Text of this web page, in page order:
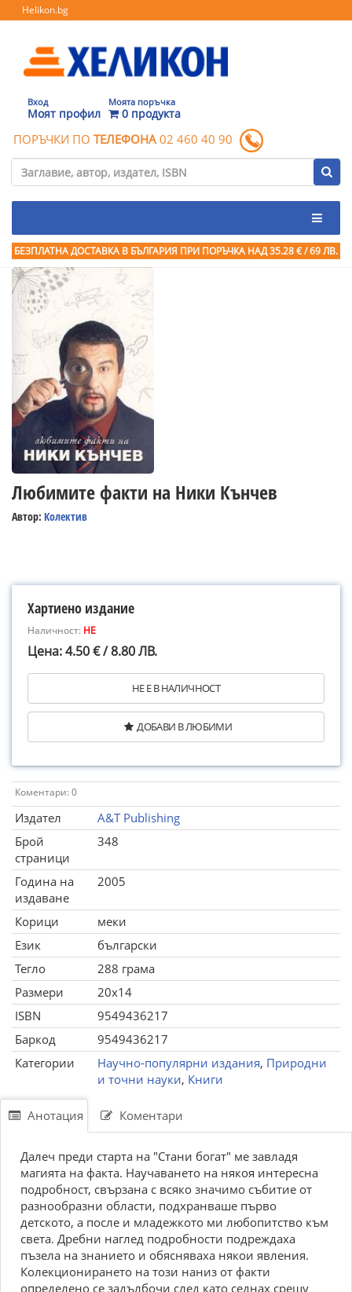
Helikon.bg
Вход
Моят профил
Моята поръчка
0 продукта
ПОРЪЧКИ ПО ТЕЛЕФОНА 02 460 40 90
БЕЗПЛАТНА ДОСТАВКА В БЪЛГАРИЯ ПРИ ПОРЪЧКА НАД 35.28 € / 69 ЛВ.
Любимите факти на Ники Кънчев
Автор: Колектив
Хартиено издание
Наличност: НЕ
Цена: 4.50 € / 8.80 ЛВ.
НЕ Е В НАЛИЧНОСТ
ДОБАВИ В ЛЮБИМИ
Коментари: 0
Издател
A&T Publishing
Брой
страници
348
Година на
издаване
2005
Корици
меки
Език
български
Тегло
288 грама
Размери
20x14
ISBN
9549436217
Баркод
9549436217
Категории
Научно-популярни издания, Природни
и точни науки, Книги
Анотация Коментари
Далеч преди старта на "Стани богат" ме завладя
магията на факта. Научаването на някоя интересна
подробност, свързана с всяко значимо събитие от
разнообразни области, подхранваше първо
детското, а после и младежкото ми любопитство към
света. Дребни наглед подробности подреждаха
пъзела на знанието и обясняваха някои явления.
Колекционирането на този наниз от факти
определено се задълбочи след като седнах срещу